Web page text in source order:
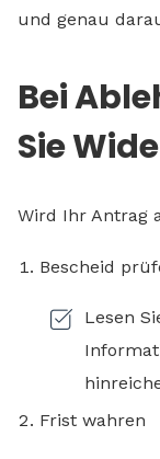
und genau
Bei
Sie
Wird Ihr Antrag
Bescheid
Lesen
Frist wahren